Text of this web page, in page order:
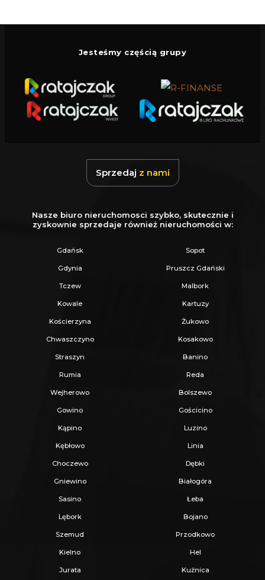
Więcej podobnych ofert znajdziesz na naszej
Jesteśmy częścią grupy
Sprzedaj z nami
Nasze biuro nieruchomosci szybko, skutecznie i
zyskownie sprzedaje również nieruchomości w:
Gdańsk Sopot
Gdynia Pruszcz Gdański
Tczew Malbork
Kowale Kartuzy
Kościerzyna Żukowo
Chwaszczyno Kosakowo
Straszyn Banino
Rumia Reda
Wejherowo Bolszewo
Gowino Gościcino
Kąpino Luzino
Kębłowo Linia
Choczewo Dębki
Gniewino Białogóra
Sasino Łeba
Lębork Bojano
Szemud Przodkowo
Kielno Hel
Jurata Kuźnica